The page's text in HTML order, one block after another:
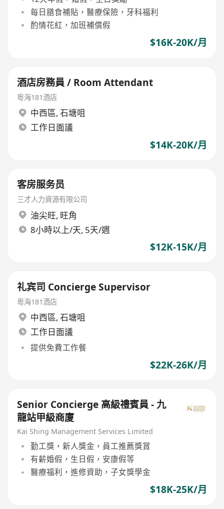
每日膳食補貼，醫療保險，牙科福利
酌情花紅，加班補償假
$16K-20K/月
酒店房務員 / Room Attendant
粵海181酒店
中西區, 石塘咀
工作日面議
$14K-20K/月
客房服务员
三才人力資源有限公司
油尖旺, 旺角
8小時以上/天, 5天/週
$12K-15K/月
礼宾司 Concierge Supervisor
粵海181酒店
中西區, 石塘咀
工作日面議
提供免費工作餐
$22K-26K/月
Senior Concierge 高級禮賓員 - 九
龍站甲級商廈
Kai Shing Management Services Limited
勤工獎，新人獎金，員工推薦獎賞
有薪婚假，生日假，安康假等
醫療福利，進修資助，子女獎學金
$18K-25K/月